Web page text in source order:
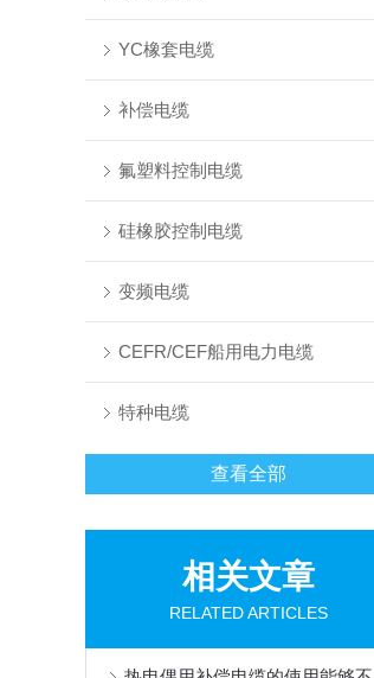
YC橡套电缆
补偿电缆
氟塑料控制电缆
硅橡胶控制电缆
变频电缆
CEFR/CEF船用电力电缆
特种电缆
查看全部
相关文章
RELATED ARTICLES